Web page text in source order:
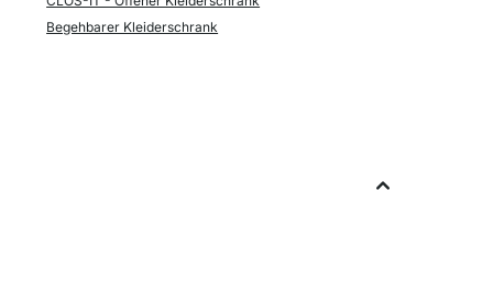
Begehbarer Kleiderschrank